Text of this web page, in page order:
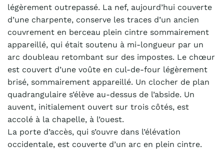
légèrement outrepassé. La nef, aujourd’hui couverte
d’une charpente, conserve les traces d’un ancien
couvrement en berceau plein cintre sommairement
appareillé, qui était soutenu à mi-longueur par un
arc doubleau retombant sur des impostes. Le chœur
est couvert d’une voûte en cul-de-four légèrement
brisé, sommairement appareillé. Un clocher de plan
quadrangulaire s’élève au-dessus de l’abside. Un
auvent, initialement ouvert sur trois côtés, est
accolé à la chapelle, à l’ouest.
La porte d’accès, qui s’ouvre dans l’élévation
occidentale, est couverte d’un arc en plein cintre.